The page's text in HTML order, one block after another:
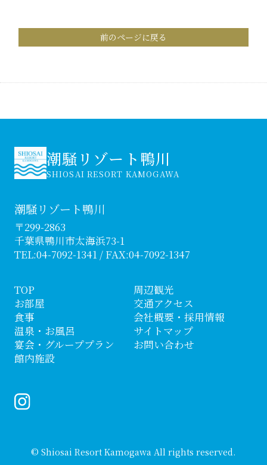
前のページに戻る
潮騒リゾート鴨川
SHIOSAI RESORT KAMOGAWA
潮騒リゾート鴨川
〒299-2863
千葉県鴨川市太海浜73-1
TEL:04-7092-1341/ FAX:04-7092-1347
TOP
周辺観光
お部屋
交通アクセス
食事
会社概要・採用情報
温泉・お風呂
サイトマップ
宴会・グループプラン
お問い合わせ
館内施設
© Shiosai Resort Kamogawa All rights reserved.